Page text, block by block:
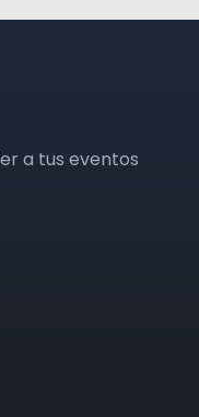
a tus eventos